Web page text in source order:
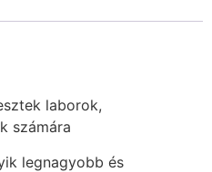
laborok,
számára
legnagyobb és